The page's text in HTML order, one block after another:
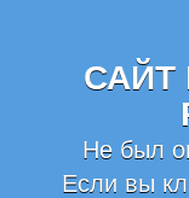
САЙТ
Не был
Если вы